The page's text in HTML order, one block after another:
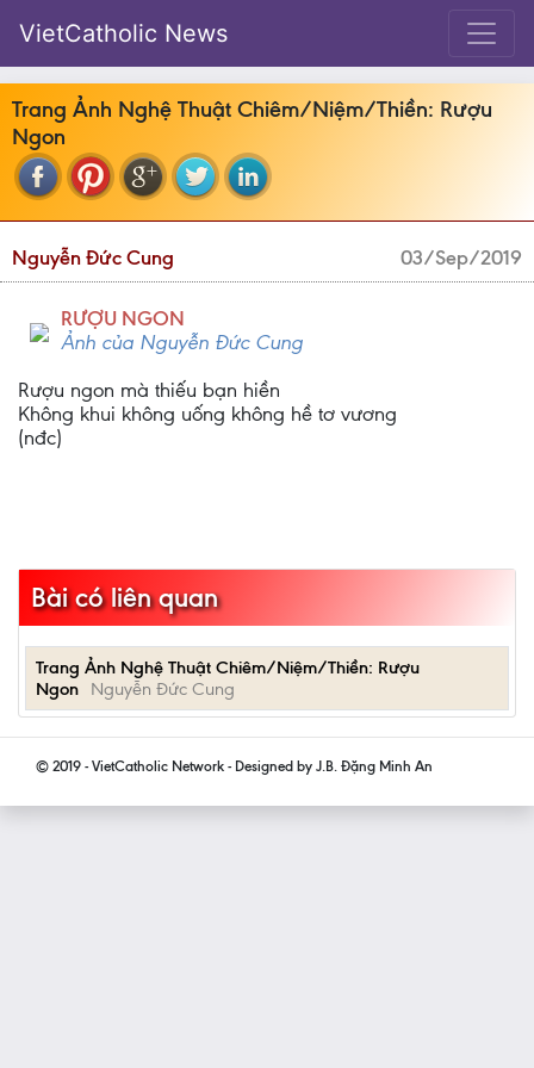
VietCatholic News
Trang Ảnh Nghệ Thuật Chiêm/Niệm/Thiền: Rượu
Ngon
Nguyễn Đức Cung 03/Sep/2019
RƯỢU NGON
Ảnh của Nguyễn Đức Cung
Rượu ngon mà thiếu bạn hiền
Không khui không uống không hề tơ vương
(nđc)
Bài có liên quan
Trang Ảnh Nghệ Thuật Chiêm/Niệm/Thiền: Rượu
Ngon
Nguyễn Đức Cung
© 2019 - VietCatholic Network - Designed by J.B. Đặng Minh An